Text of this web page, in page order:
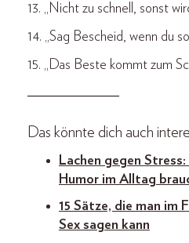
13. „Nicht zu schnell, sonst
14. „Sag Bescheid, wenn du
15. „Das Beste kommt zum
_____________
Das könnte dich auch
Lachen gegen
Humor im Alltag
15 Sätze, die man im
Sex sagen kann